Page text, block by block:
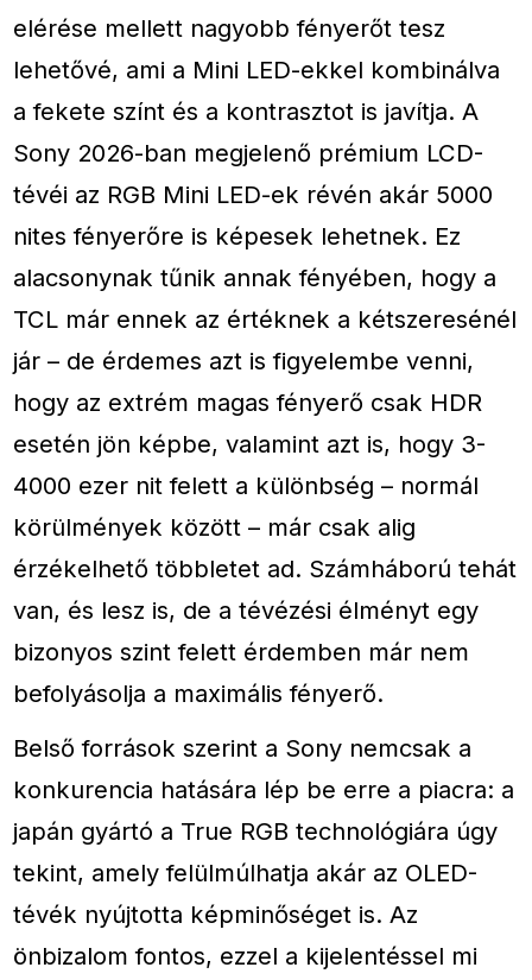
elérése mellett nagyobb fényerőt tesz
lehetővé, ami a Mini LED-ekkel kombinálva
a fekete színt és a kontrasztot is javítja. A
Sony 2026-ban megjelenő prémium LCD-
tévéi az RGB Mini LED-ek révén akár 5000
nites fényerőre is képesek lehetnek. Ez
alacsonynak tűnik annak fényében, hogy a
TCL már ennek az értéknek a kétszeresénél
jár – de érdemes azt is figyelembe venni,
hogy az extrém magas fényerő csak HDR
esetén jön képbe, valamint azt is, hogy 3-
4000 ezer nit felett a különbség – normál
körülmények között – már csak alig
érzékelhető többletet ad. Számháború tehát
van, és lesz is, de a tévézési élményt egy
bizonyos szint felett érdemben már nem
befolyásolja a maximális fényerő.
Belső források szerint a Sony nemcsak a
konkurencia hatására lép be erre a piacra: a
japán gyártó a True RGB technológiára úgy
tekint, amely felülmúlhatja akár az OLED-
tévék nyújtotta képminőséget is. Az
önbizalom fontos, ezzel a kijelentéssel mi